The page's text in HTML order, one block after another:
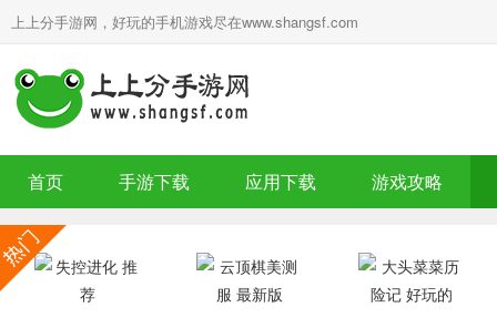
上上分手游网，好玩的手机游戏尽在www.shangsf.com
首页 手游下载 应用下载 游戏攻略